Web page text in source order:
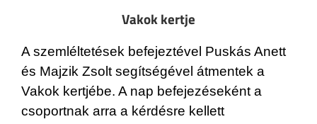
Vakok kertje
A szemléltetések befejeztével Puskás Anett
és Majzik Zsolt segítségével átmentek a
Vakok kertjébe. A nap befejezéseként a
csoportnak arra a kérdésre kellett